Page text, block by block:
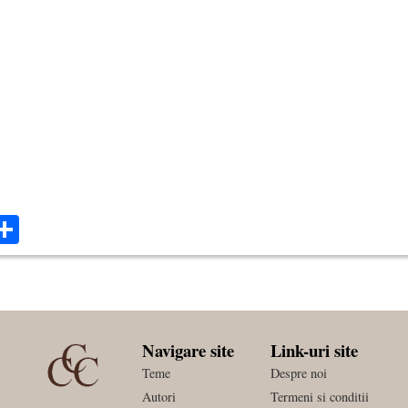
Navigare site
Teme
Autori
Link-uri site
Despre noi
Termeni si conditii